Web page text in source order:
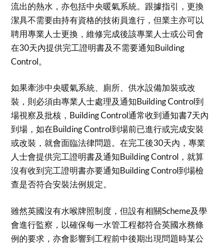
流出的熱水，亦包括中央暖氣系統。跟據指引，更換
潔具不需要由持有資格的技術員進行，但業主亦可以
聘用專業人士更換，維修完成後該專業人士或公司會
在30天內提供完工證明書及不需要通知Building
Control。
如果牽涉中央暖氣系統、廁所、供水設備加裝或改
裝，則必須由專業人士處理及通知Building Control到
場視察及批核，Building Control通常收到通知書7天內
到場，如在Building Control到場前已進行或完成安裝
或改裝，就會面臨法律問題。在完工後30天內，專業
人士會提供完工證明書及通知Building Control，就算
沒有收到完工證明書亦要通知Building Control到場檢
查是否符合安裝法例規定。
雖然英國沒有水喉牌照制度，但設有相關Scheme及學
會進行監察，以確保每一水管工程都符合英國水務條
例的要求，亦會影響到工程前中後期出現問題時某公